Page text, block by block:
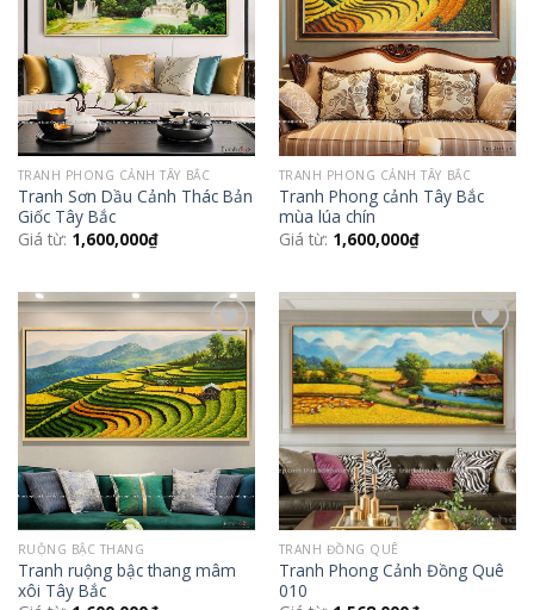
TRANH PHONG CẢNH TÂY BẮC
Tranh Sơn Dầu Cảnh Thác Bản
Giốc Tây Bắc
Giá từ: 1,600,000₫
TRANH PHONG CẢNH TÂY BẮC
Tranh Phong cảnh Tây Bắc
mùa lúa chín
Giá từ: 1,600,000₫
Add to
Wishlist
RUỘNG BẬC THANG
Tranh ruộng bậc thang mâm
xôi Tây Bắc
Add to
Wishlist
TRANH ĐỒNG QUÊ
Tranh Phong Cảnh Đồng Quê
010